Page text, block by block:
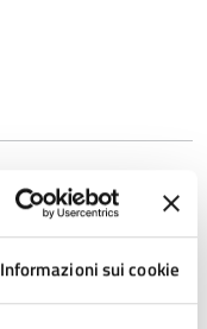
Informazioni sui cookie